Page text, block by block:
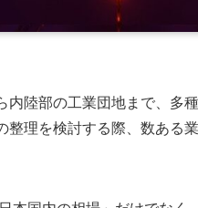
内陸部の工業団地まで、多
整理を検討する際、数ある